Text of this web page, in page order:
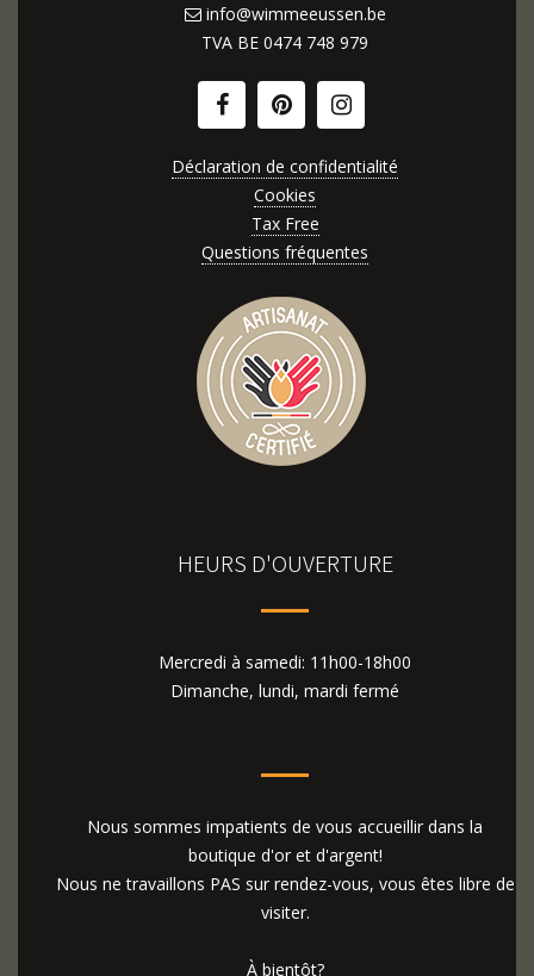
info@wimmeeussen.be
TVA BE 0474 748 979
Déclaration de confidentialité
Cookies
Tax Free
Questions fréquentes
HEURS D'OUVERTURE
Mercredi à samedi: 11h00-18h00
Dimanche, lundi, mardi fermé
Nous sommes impatients de vous accueillir dans la
boutique d'or et d'argent!
Nous ne travaillons PAS sur rendez-vous, vous êtes libre de
visiter.
À bientôt?